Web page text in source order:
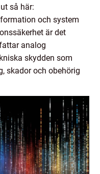
så här:
och system
är det
analog
skydden som
skador och obehörig